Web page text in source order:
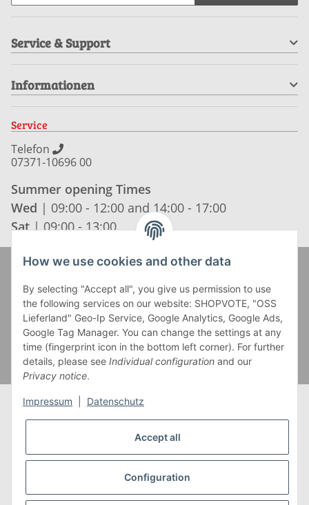
Service & Support
Informationen
Service
Telefon
07371-10696 00
Summer opening Times
Wed | 09:00 - 12:00 and 14:00 - 17:00
Sat| 09:00 - 13:00
* Alle Preise inkl. gesetzlicher USt., zzgl.Versand
** Gilt für Lieferungen innerhalb Deutschlands,
Lieferzeiten für andere Länder entnehmen Sie bitte
How we use cookies and other data
By selecting "Accept all", you give us permission to use
the following services on our website: SHOPVOTE, "OSS
Lieferland" Geo-Ip Service, Google Analytics, Google Ads,
Google Tag Manager. You can change the settings at any
time (fingerprint icon in the bottom left corner). For further
details, please see Individual configuration and our
Privacy notice.
Impressum Datenschutz
Accept all
Configuration